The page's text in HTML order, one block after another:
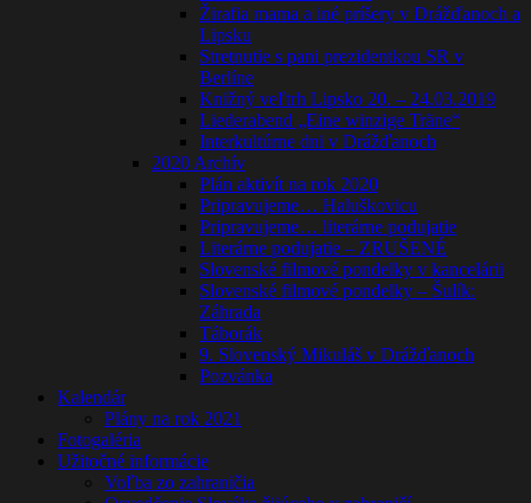
Žirafia mama a iné príšery v Drážďanoch a
Lipsku
Stretnutie s pani prezidentkou SR v
Berlíne
Knižný veľtrh Lipsko 20. – 24.03.2019
Liederabend „Eine winzige Träne“
Interkultúrne dni v Drážďanoch
2020 Archív
Plán aktivít na rok 2020
Pripravujeme… Haluškovicu
Pripravujeme… literárne podujatie
Literárne podujatie – ZRUŠENÉ
Slovenské filmové pondelky v kancelárii
Slovenské filmové pondelky – Šulík:
Záhrada
Táborák
9. Slovenský Mikuláš v Drážďanoch
Pozvánka
Kalendár
Plány na rok 2021
Fotogaléria
Užitočné informácie
Voľba zo zahraničia